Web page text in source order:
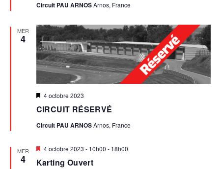
S
É
V
È
N
E
M
E
Circuit PAU ARNOSArnos, France
MER
4
CIRCUIT RÉSERVÉ
Mis
avant
4 octobre 2023
Circuit PAU ARNOSArnos, France
MER
4 Karting Ouvert
Mis
avant
4 octobre 2023 - 10h00 - 18h00